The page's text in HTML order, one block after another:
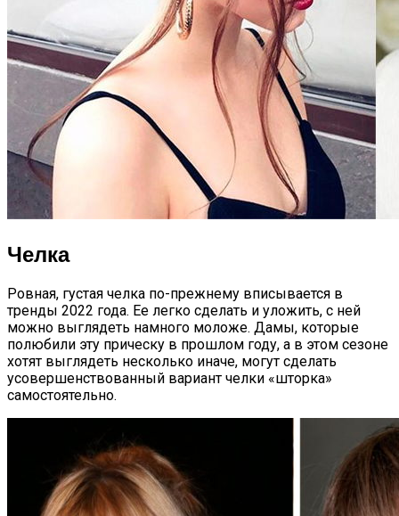
Челка
Ровная, густая челка по-прежнему вписывается в
тренды 2022 года. Ее легко сделать и уложить, с ней
можно выглядеть намного моложе. Дамы, которые
полюбили эту прическу в прошлом году, а в этом сезоне
хотят выглядеть несколько иначе, могут сделать
усовершенствованный вариант челки «шторка»
самостоятельно.